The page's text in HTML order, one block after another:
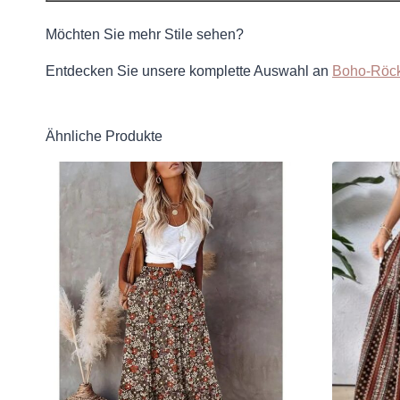
Möchten Sie mehr Stile sehen?
Entdecken Sie unsere komplette Auswahl an Boho-
Ähnliche Produkte